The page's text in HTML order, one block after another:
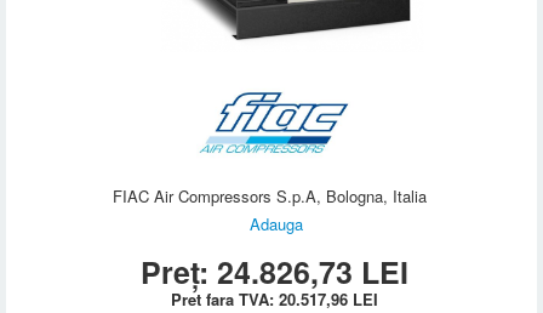
FIAC Air Compressors S.p.A, Bologna, Italia
Adauga
Preț:24.826,73 LEI
Pret fara TVA:20.517,96 LEI